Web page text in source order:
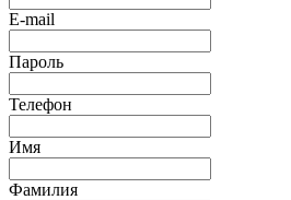
E-mail
Пароль
Телефон
Имя
Фамилия